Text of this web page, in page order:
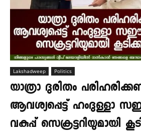
Lakshadweep Politics
യാത്രാ ദുരിതം
ആവശ്യപ്പെട്ട് ഹംദുള്ളാ
വകുപ്പ് സെക്രട്ടറിയുമായി